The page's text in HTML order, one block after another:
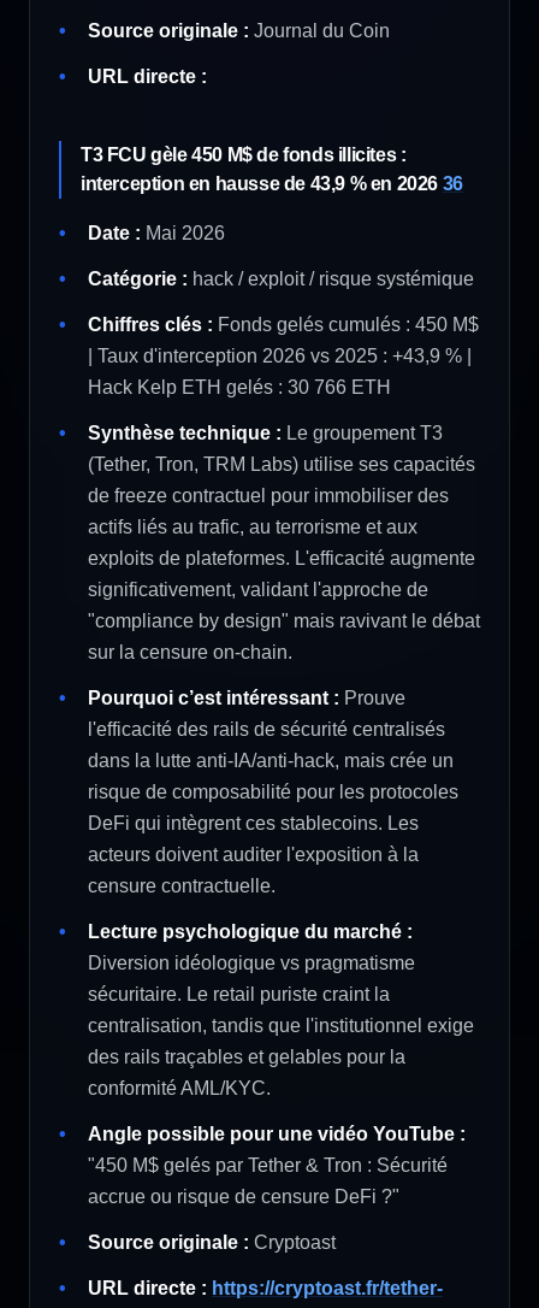
Source originale : Journal du Coin
URL directe :
T3 FCU gèle 450 M$ de fonds illicites :
interception en hausse de 43,9 % en 2026 36
Date : Mai 2026
Catégorie : hack / exploit / risque systémique
Chiffres clés : Fonds gelés cumulés : 450 M$
| Taux d'interception 2026 vs 2025 : +43,9 % |
Hack Kelp ETH gelés : 30 766 ETH
Synthèse technique : Le groupement T3
(Tether, Tron, TRM Labs) utilise ses capacités
de freeze contractuel pour immobiliser des
actifs liés au trafic, au terrorisme et aux
exploits de plateformes. L'efficacité augmente
significativement, validant l'approche de
"compliance by design" mais ravivant le débat
sur la censure on-chain.
Pourquoi c’est intéressant : Prouve
l'efficacité des rails de sécurité centralisés
dans la lutte anti-IA/anti-hack, mais crée un
risque de composabilité pour les protocoles
DeFi qui intègrent ces stablecoins. Les
acteurs doivent auditer l'exposition à la
censure contractuelle.
Lecture psychologique du marché :
Diversion idéologique vs pragmatisme
sécuritaire. Le retail puriste craint la
centralisation, tandis que l'institutionnel exige
des rails traçables et gelables pour la
conformité AML/KYC.
Angle possible pour une vidéo YouTube :
"450 M$ gelés par Tether & Tron : Sécurité
accrue ou risque de censure DeFi ?"
Source originale : Cryptoast
URL directe : https://cryptoast.fr/tether-